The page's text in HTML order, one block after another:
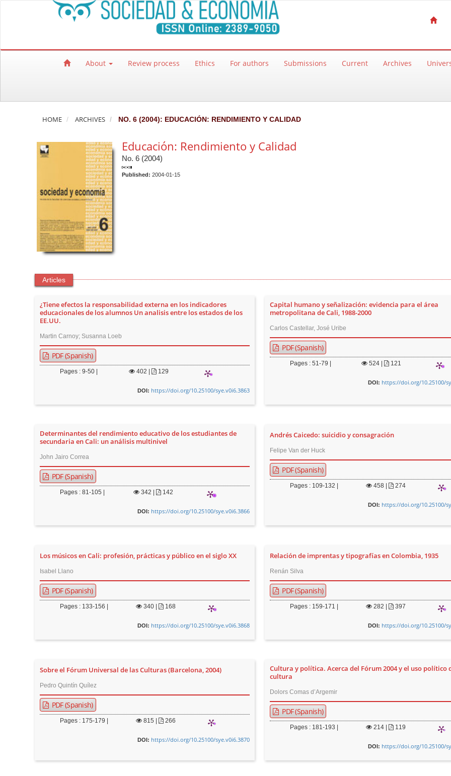
Quick jump to page content
Main Navigation
About Review process Ethics For authors Submissions Current Archives
HOME ARCHIVES NO. 6 (2004): EDUCACIÓN: RENDIMIENTO Y CALIDAD
Educación: Rendimiento y Calidad
No. 6 (2004)
Published: 2004-01-15
Articles
¿Tiene efectos la responsabilidad externa en los indicadores
educacionales de los alumnos Un analisis entre los estados de los
EE.UU.
Martin Carnoy; Susanna Loeb
PDF (Spanish)
Pages : 9-50 | 402 129
DOI: https://doi.org/10.25100/sye.v0i6.3863
Capital humano y señalización: evidencia para el área
metropolitana de Cali, 1988-2000
Carlos Castellar, José Uribe
PDF (Spanish)
Pages : 51-79 | 524| 121
DOI: https://doi.org/10.25100/
Determinantes del rendimiento educativo de los estudiantes de
secundaria en Cali: un análisis multinivel
John Jairo Correa
PDF (Spanish)
Pages : 81-105 | 342 142
DOI: https://doi.org/10.25100/sye.v0i6.3866
Andrés Caicedo: suicidio y consagración
Felipe Van der Huck
PDF (Spanish)
Pages : 109-132 | 458 274
DOI: https://doi.org/10.25100/
Los músicos en Cali: profesión, prácticas y público en el siglo XX
Isabel Llano
PDF (Spanish)
Pages : 133-156 | 340| 168
DOI: https://doi.org/10.25100/sye.v0i6.3868
Relación de imprentas y tipografías en Colombia, 1935
Renán Silva
PDF (Spanish)
Pages : 159-171 | 282 397
DOI: https://doi.org/10.25100/
Sobre el Fórum Universal de las Culturas (Barcelona, 2004)
Pedro Quintín Quílez
PDF (Spanish)
Pages : 175-179 | 815 266
DOI: https://doi.org/10.25100/sye.v0i6.3870
Cultura y política. Acerca del Fórum 2004 y el uso político
cultura
Dolors Comas d’Argemir
PDF (Spanish)
Pages : 181-193 | 214 119
DOI: https://doi.org/10.25100/